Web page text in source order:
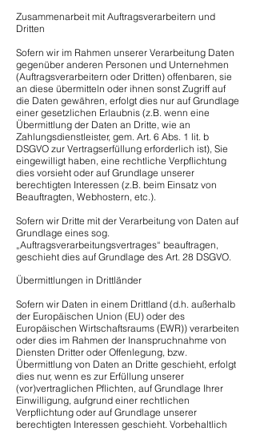
Zusammenarbeit mit Auftragsverarbeitern und
Dritten
Sofern wir im Rahmen unserer Verarbeitung Daten
gegenüber anderen Personen und Unternehmen
(Auftragsverarbeitern oder Dritten) offenbaren, sie
an diese übermitteln oder ihnen sonst Zugriff auf
die Daten gewähren, erfolgt dies nur auf Grundlage
einer gesetzlichen Erlaubnis (z.B. wenn eine
Übermittlung der Daten an Dritte, wie an
Zahlungsdienstleister, gem. Art. 6 Abs. 1 lit. b
DSGVO zur Vertragserfüllung erforderlich ist), Sie
eingewilligt haben, eine rechtliche Verpflichtung
dies vorsieht oder auf Grundlage unserer
berechtigten Interessen (z.B. beim Einsatz von
Beauftragten, Webhostern, etc.).
Sofern wir Dritte mit der Verarbeitung von Daten auf
Grundlage eines sog.
„Auftragsverarbeitungsvertrages“ beauftragen,
geschieht dies auf Grundlage des Art. 28 DSGVO.
Übermittlungen in Drittländer
Sofern wir Daten in einem Drittland (d.h. außerhalb
der Europäischen Union (EU) oder des
Europäischen Wirtschaftsraums (EWR)) verarbeiten
oder dies im Rahmen der Inanspruchnahme von
Diensten Dritter oder Offenlegung, bzw.
Übermittlung von Daten an Dritte geschieht, erfolgt
dies nur, wenn es zur Erfüllung unserer
(vor)vertraglichen Pflichten, auf Grundlage Ihrer
Einwilligung, aufgrund einer rechtlichen
Verpflichtung oder auf Grundlage unserer
berechtigten Interessen geschieht. Vorbehaltlich